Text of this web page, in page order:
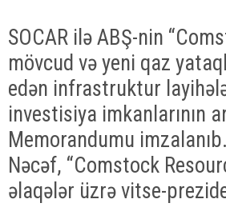
SOCAR ilə ABŞ-nin
mövcud və yeni qaz
edən infrastruktur
investisiya imkanlarının
Memorandumu
Nəcəf, “Comstock
əlaqələr üzrə vitse-